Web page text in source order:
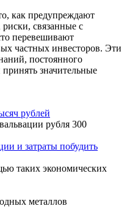
как предупреждают
связанные с
перевешивают
частных инвесторов. Эти
постоянного
значительные
рублей
рубля 300
и затраты побудить
таких экономических
металлов